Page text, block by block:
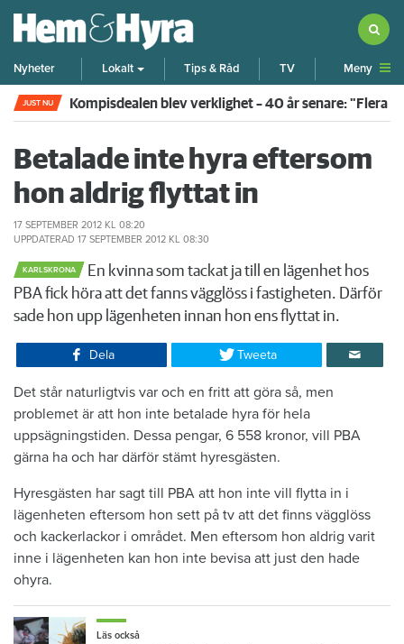
Nyheter Lokalt Tips & Råd TV Meny
JUST NU Kompisdealen blev verklighet – 40 år senare: "Flera
Betalade inte hyra eftersom
hon aldrig flyttat in
17 SEPTEMBER 2012 KL 08:20
UPPDATERAD 17 SEPTEMBER 2012 KL 08:30
KARLSKRONA
En kvinna som tackat ja till en lägenhet hos
PBA fick höra att det fanns vägglöss i fastigheten. Därför
sade hon upp lägenheten innan hon ens flyttat in.
Dela Tweeta
Det står naturligtvis var och en fritt att göra så, men
problemet är att hon inte betalade hyra för hela
uppsägningstiden. Dessa pengar, 6 558 kronor, vill PBA
gärna ha och har därför stämt hyresgästen.
Hyresgästen har sagt till PBA att hon inte vill flytta in i
lägenheten eftersom hon sett på tv att det finns vägglöss
och kackerlackor i området. Men eftersom hon aldrig varit
inne i lägenheten kan hon inte bevisa att just den hade
ohyra.
Läs också